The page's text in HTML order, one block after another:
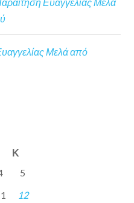
Μελά από
Κ
5
12